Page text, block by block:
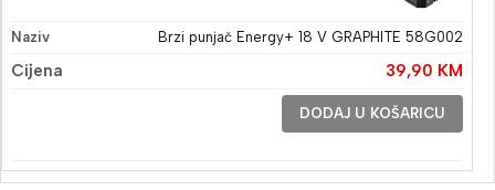
Brzi punjač Energy+ 18 V GRAPHITE 58G002
39,90 KM
DODAJ U KOŠARICU